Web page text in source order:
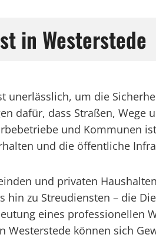
in Westerstede
unerlässlich, um die
dafür, dass Straßen, Wege
und Kommunen
und die öffentliche
und privaten
hin zu Streudiensten – die
eines
können sich